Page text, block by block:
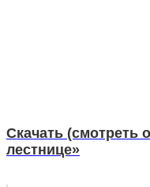
Скачать (смотреть
лестнице»